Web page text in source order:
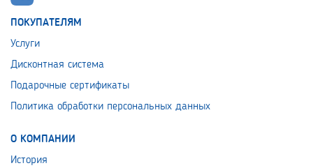
ПОКУПАТЕЛЯМ
Услуги
Дисконтная система
Подарочные сертификаты
Политика обработки персональных данных
О КОМПАНИИ
История